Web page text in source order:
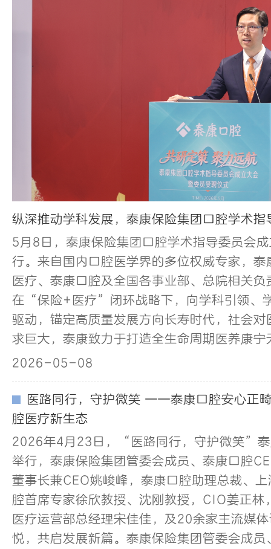
纵深推动学科发展，泰康保险集团口腔学术指
5月8日，泰康保险集团口腔学术指导委员会
行。来自国内口腔医学界的多位权威专家，
医疗、泰康口腔及全国各事业部、总院相关
在“保险+医疗”闭环战略下，向学科引领、
驱动，锚定高质量发展方向长寿时代，社会
求巨大，泰康致力于打造全生命周期医养康
2026-05-08
医路同行，守护微笑 ——泰康口腔安心正
腔医疗新生态
2026年4月23日，“医路同行，守护微笑”泰
举行，泰康保险集团管委会成员、泰康口腔
董事长兼CEO姚峻峰，泰康口腔助理总裁、
腔首席专家徐欣教授、沈刚教授，CIO姜正林
医疗运营部总经理宋佳佳，及20余家主流媒
悦，共启发展新篇。泰康保险集团管委会成员